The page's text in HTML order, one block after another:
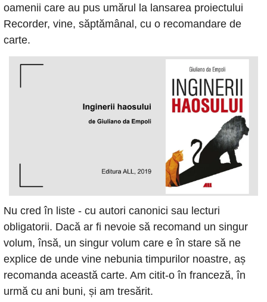
oamenii care au pus umărul la lansarea proiectului
Recorder, vine, săptămânal, cu o recomandare de
carte.
Nu cred în liste - cu autori canonici sau lecturi
obligatorii. Dacă ar fi nevoie să recomand un singur
volum, însă, un singur volum care e în stare să ne
explice de unde vine nebunia timpurilor noastre, aș
recomanda această carte. Am citit-o în franceză, în
urmă cu ani buni, și am tresărit.